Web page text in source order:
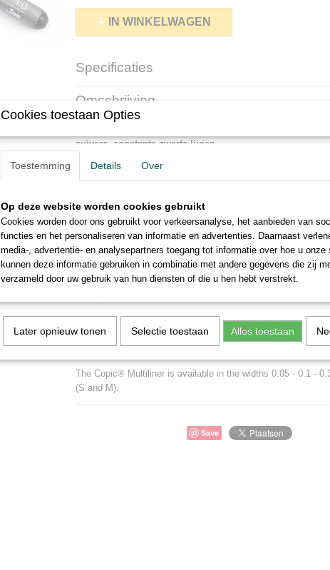
IN WINKELWAGEN
Specificaties
Productcode
Omschrijving
De Copic Multiliner is de perfecte aanvulling van het
zuivere, constante zwarte lijnen.
Uitstekende reproductie-eigenschappen, kopieer- en
de lijnen heen wordt gewerkt, blijft de vooraf getekende
De Copic® Multiliner is verkrijgbaar in de breedtes 0,05 - 0,1
(S en M).
* * * * * * * * * * * *
The Copic Multiliners are the perfect addition to the
Excellent reproduction properties, copy and smudge
over several times, the pre-drawn stripe remains sharp and
The Copic® Multiliner is available in the widths 0.05 - 0.1 -
(S and M).
Save
Cookies toestaan Opties
Toestemming Details Over
Op deze website worden cookies gebruikt
Cookies worden door ons gebruikt voor verkeersanalyse, het aanbieden van
functies en het personaliseren van informatie en advertenties. Daarnaast
media-, advertentie- en analysepartners toegang tot informatie over hoe u onze
kunnen deze informatie gebruiken in combinatie met andere gegevens die zij
verzameld door uw gebruik van hun diensten of die u hen hebt verstrekt.
Later opnieuw tonen Selectie toestaan Alles toestaan